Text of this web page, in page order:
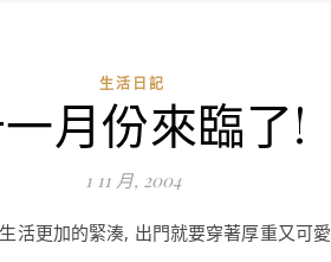
生活日記
月份來臨了!
1 11 月, 2004
活更加的緊湊, 出門就要穿著厚重又可